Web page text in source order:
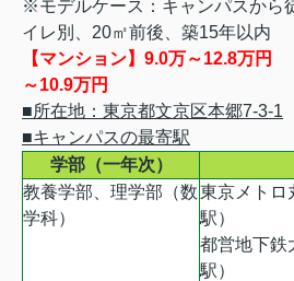
※モデルケース：キャンパスから
イレ別、20㎡前後、築15年以内
【マンション】9.0万～12.8万円
～10.9万円
■所在地：東京都文京区本郷7-3-1
■キャンパスの最寄駅
学部（一年次）
教養学部、理学部（数
学科）
東京メトロ
駅）
都営地下鉄
駅）